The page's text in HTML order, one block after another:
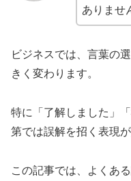
ありませ
ビジネスでは、言葉の
きく変わります。
特に「了解しました」
第では誤解を招く表現
この記事では、よくあ